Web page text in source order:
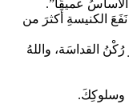
الأَساسُ عميقًا”.
الكنيسةِ أَكثرَ من
رُكْنُ القداسَة، واللهُ
وسلوكِكَ.